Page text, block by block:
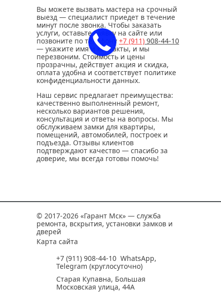
Вы можете вызвать мастера на срочный
выезд — специалист приедет в течение
минут после звонка. Чтобы заказать
услуги, оставьте заявку на сайте или
позвоните по телефону +7 (911) 908-44-10
— укажите имя и контакты, и мы
перезвоним. Стоимость и цены
прозрачны, действует акция и скидка,
оплата удобна и соответствует политике
конфиденциальности данных.
Наш сервис предлагает преимущества:
качественно выполненный ремонт,
несколько вариантов решения,
консультация и ответы на вопросы. Мы
обслуживаем замки для квартиры,
помещений, автомобилей, построек и
подъезда. Отзывы клиентов
подтверждают качество — спасибо за
доверие, мы всегда готовы помочь!
© 2017-2026 «Гарант Мск» — служба
ремонта, вскрытия, установки замков и
дверей
Карта сайта
+7 (911) 908-44-10 WhatsApp,
Telegram (круглосуточно)
Старая Купавна, Большая
Московская улица, 44А